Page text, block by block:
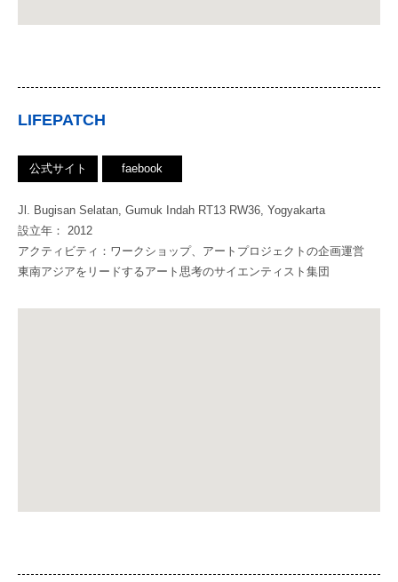
LIFEPATCH
公式サイト faebook
Jl. Bugisan Selatan, Gumuk Indah RT13 RW36, Yogyakarta
設立年： 2012
アクティビティ：ワークショップ、アートプロジェクトの企画運営
東南アジアをリードするアート思考のサイエンティスト集団